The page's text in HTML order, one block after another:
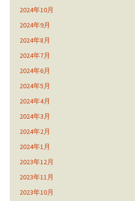
2024年10月
2024年9月
2024年8月
2024年7月
2024年6月
2024年5月
2024年4月
2024年3月
2024年2月
2024年1月
2023年12月
2023年11月
2023年10月